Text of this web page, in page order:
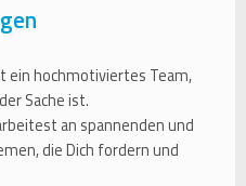
ein hochmotiviertes Team,
Sache ist.
an spannenden und
die Dich fordern und